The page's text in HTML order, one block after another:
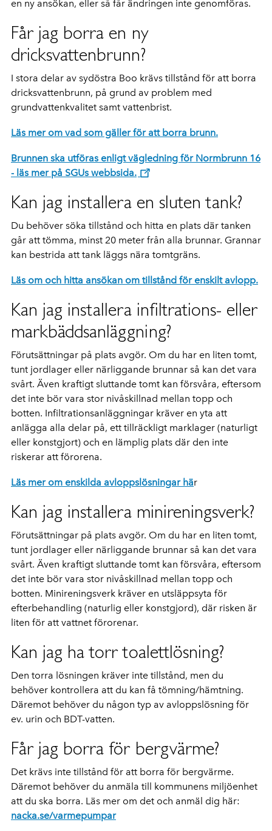
en ny ansökan, eller så får ändringen inte genomföras.
Får jag borra en ny
dricksvattenbrunn?
I stora delar av sydöstra Boo krävs tillstånd för att borra
dricksvattenbrunn, på grund av problem med
grundvattenkvalitet samt vattenbrist.
Läs mer om vad som gäller för att borra brunn.
Brunnen ska utföras enligt vägledning för Normbrunn 16
- läs mer på SGUs webbsida.
Kan jag installera en sluten tank?
Du behöver söka tillstånd och hitta en plats där tanken
går att tömma, minst 20 meter från alla brunnar. Grannar
kan bestrida att tank läggs nära tomtgräns.
Läs om och hitta ansökan om tillstånd för enskilt avlopp.
Kan jag installera infiltrations- eller
markbäddsanläggning?
Förutsättningar på plats avgör. Om du har en liten tomt,
tunt jordlager eller närliggande brunnar så kan det vara
svårt. Även kraftigt sluttande tomt kan försvåra, eftersom
det inte bör vara stor nivåskillnad mellan topp och
botten. Infiltrationsanläggningar kräver en yta att
anlägga alla delar på, ett tillräckligt marklager (naturligt
eller konstgjort) och en lämplig plats där den inte
riskerar att förorena.
Läs mer om enskilda avloppslösningar här
Kan jag installera minireningsverk?
Förutsättningar på plats avgör. Om du har en liten tomt,
tunt jordlager eller närliggande brunnar så kan det vara
svårt. Även kraftigt sluttande tomt kan försvåra, eftersom
det inte bör vara stor nivåskillnad mellan topp och
botten. Minireningsverk kräver en utsläppsyta för
efterbehandling (naturlig eller konstgjord), där risken är
liten för att vattnet förorenar.
Kan jag ha torr toalettlösning?
Den torra lösningen kräver inte tillstånd, men du
behöver kontrollera att du kan få tömning/hämtning.
Däremot behöver du någon typ av avloppslösning för
ev. urin och BDT-vatten.
Får jag borra för bergvärme?
Det krävs inte tillstånd för att borra för bergvärme.
Däremot behöver du anmäla till kommunens miljöenhet
att du ska borra. Läs mer om det och anmäl dig här:
nacka.se/varmepumpar